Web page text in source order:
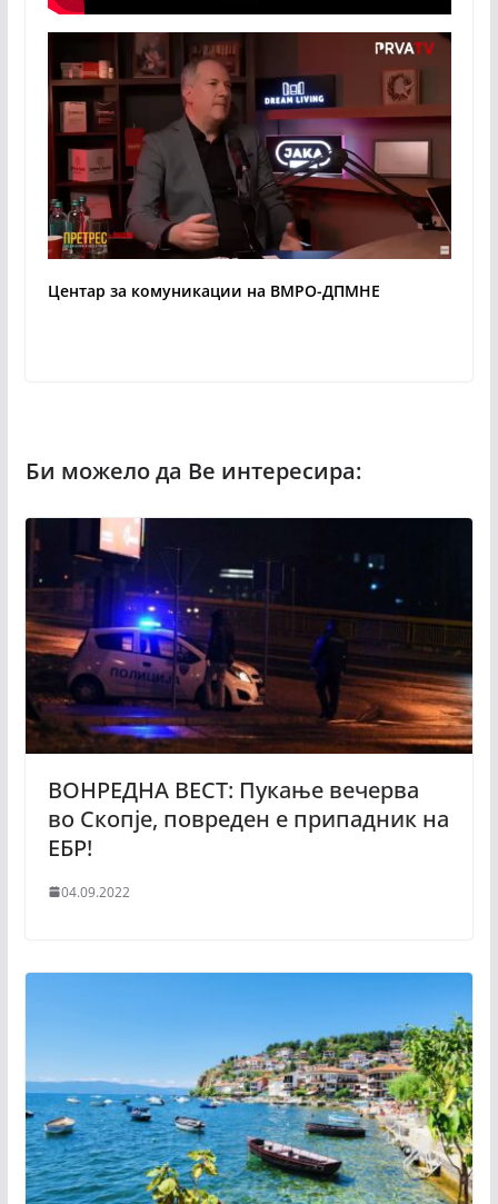
Центар за комуникации на ВМРО-ДПМНЕ
ВОНРЕДНА ВЕСТ: Пукање вечерва
во Скопје, повреден е припадник на
ЕБР!
04.09.2022